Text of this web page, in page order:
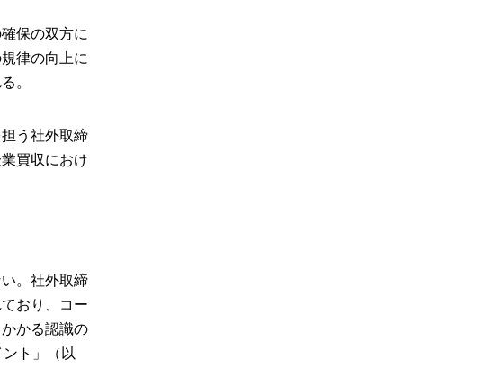
保の双方に
律の向上に
。
う社外取締
買収におけ
。社外取締
おり、コー
かる認識の
ト」（以